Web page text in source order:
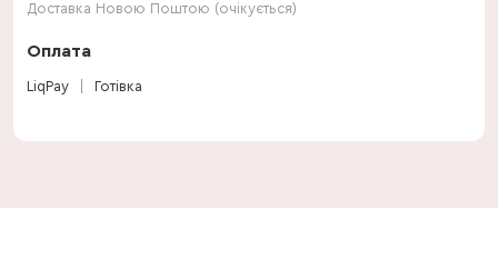
Доставка Новою Поштою (очікується)
Оплата
LiqPay Готівка